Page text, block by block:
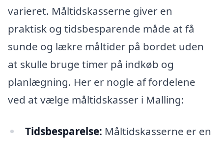
varieret. Måltidskasserne giver en
praktisk og tidsbesparende måde at få
sunde og lækre måltider på bordet uden
at skulle bruge timer på indkøb og
planlægning. Her er nogle af fordelene
ved at vælge måltidskasser i Malling:
Tidsbesparelse: Måltidskasserne er en